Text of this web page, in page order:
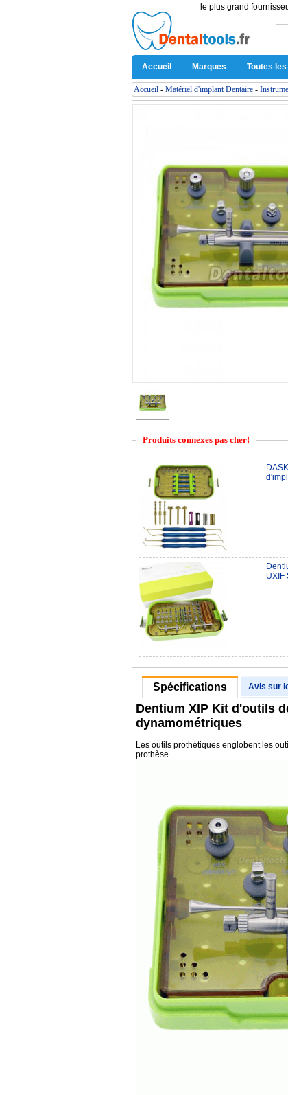
le plus grand
Accueil Marques Toutes
Accueil - Matériel d'implant Dentaire -
Produits connexes pas cher!
UXIF
Spécifications Avis sur
Dentium XIP Kit d'outils
dynamométriques
Les outils prothétiques englobent les
prothèse.